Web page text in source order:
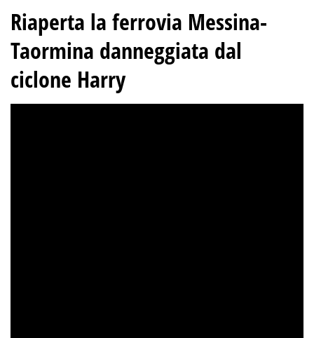
Riaperta la ferrovia Messina-
Taormina danneggiata dal
ciclone Harry